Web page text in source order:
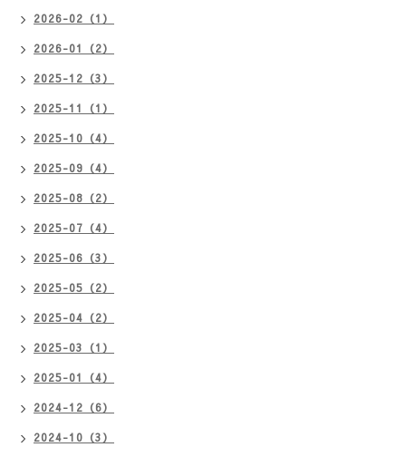
2026-02（1）
2026-01（2）
2025-12（3）
2025-11（1）
2025-10（4）
2025-09（4）
2025-08（2）
2025-07（4）
2025-06（3）
2025-05（2）
2025-04（2）
2025-03（1）
2025-01（4）
2024-12（6）
2024-10（3）